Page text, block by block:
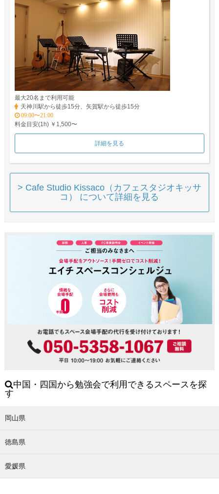
最大20名まで利用可能
天神川駅から徒歩15分、矢賀駅から徒歩15分
09:00〜21:00
料金目安(1h) ￥1,500〜
詳細を見る
> Cafe Studio Kissaco（カフェスタジオキッサ
コ） について詳細を見る
中国・四国から勉強会で利用できるスペースを探
す
岡山県
徳島県
愛媛県